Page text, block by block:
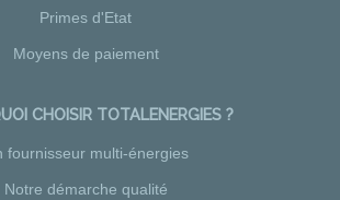
Primes d'Etat
Moyens de paiement
CHOISIR TOTALENERGIES ?
fournisseur multi-énergies
Notre démarche qualité